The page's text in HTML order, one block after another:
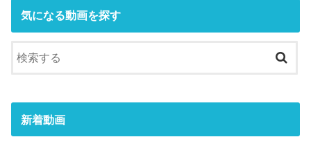
気になる動画を探す
新着動画